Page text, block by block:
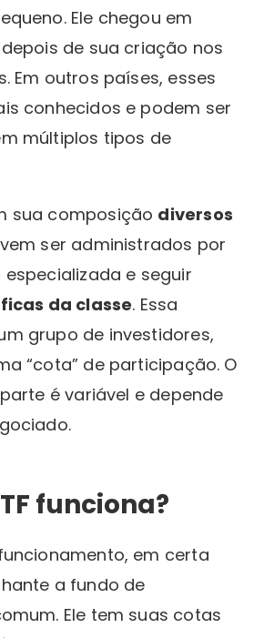
Ele chegou em
de sua criação nos
Em outros países, esses
conhecidos e podem ser
múltiplos tipos de
sua composição diversos
ser administrados por
e seguir
da classe. Essa
grupo de investidores,
“cota” de participação. O
é variável e depende
funciona?
em certa
a fundo de
Ele tem suas cotas